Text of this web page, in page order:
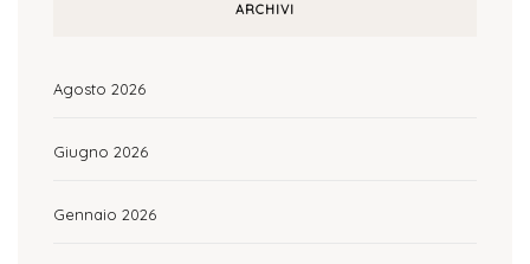
ARCHIVI
Agosto 2026
Giugno 2026
Gennaio 2026